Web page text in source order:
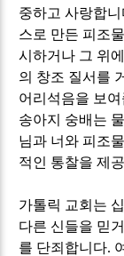
중하고 사랑합니
스로 만든 피조
시하거나 그 위
의 창조 질서를
어리석음을 보
송아지 숭배는
님과 너와 피조
적인 통찰을 제
가톨릭 교회는
다른 신들을 믿
를 단죄합니다.